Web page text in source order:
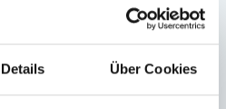
Details Über Cookies